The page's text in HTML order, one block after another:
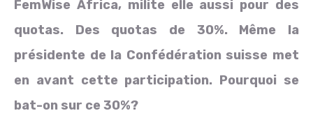
FemWise Africa, milite elle aussi pour des
quotas. Des quotas de 30%. Même la
présidente de la Confédération suisse met
en avant cette participation. Pourquoi se
bat-on sur ce 30%?